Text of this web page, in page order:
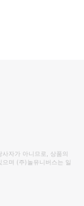
자가 아니므로, 상품의
으며 (주)놀유니버스는 일